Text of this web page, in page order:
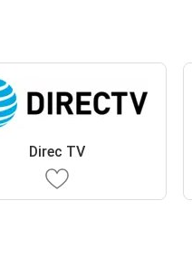
Direc TV